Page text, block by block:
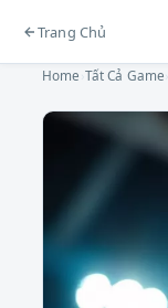
Trang Chủ
Home Tất Cả Game